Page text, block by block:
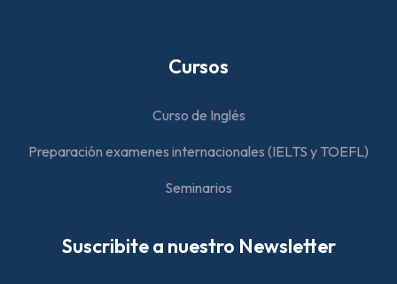
Cursos
Curso de Inglés
Preparación examenes internacionales (IELTS y TOEFL)
Seminarios
Suscribite a nuestro Newsletter